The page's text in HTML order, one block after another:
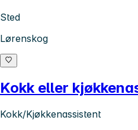
Sted
Lørenskog
Kokk eller
Kokk/Kjøkkenassistent